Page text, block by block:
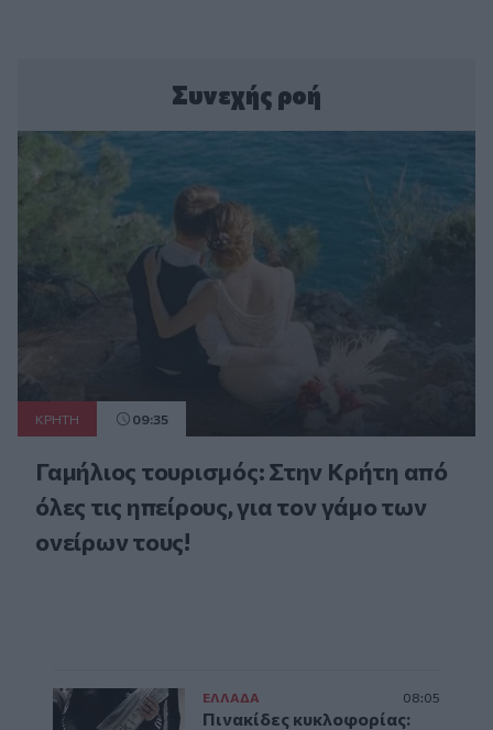
Συνεχής ροή
ΚΡΗΤΗ 09:35
Γαμήλιος τουρισμός: Στην Κρήτη από
όλες τις ηπείρους, για τον γάμο των
ονείρων τους!
ΕΛΛAΔΑ 08:05
Πινακίδες κυκλοφορίας: